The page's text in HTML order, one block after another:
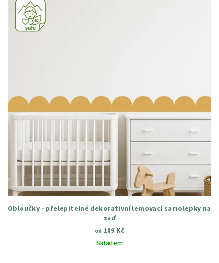
Obloučky - přelepitelné dekorativní lemovací samolepky na
zeď
od 189 Kč
Skladem